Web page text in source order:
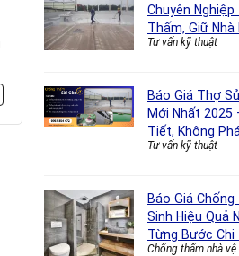
Chuyên
Thấm, Giữ Nhà
Tư vấn kỹ thuật
Báo Giá Thợ
Mới Nhất 2025
Tiết, Không
Tư vấn kỹ thuật
Báo Giá
Sinh Hiệu Quả
Từng Bước Chi
Chống thấm nhà vệ